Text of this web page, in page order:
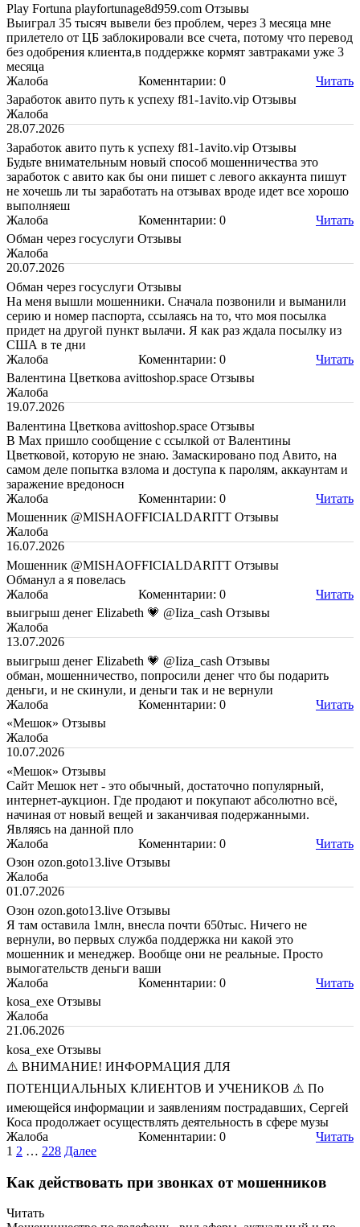
Play Fortuna playfortunage8d959.com Отзывы
Выиграл 35 тысяч вывели без проблем, через 3 месяца мне
прилетело от ЦБ заблокировали все счета, потому что перевод
без одобрения клиента,в поддержке кормят завтраками уже 3
месяца
Жалоба
Коменнтарии: 0
Читать
Заработок авито путь к успеху f81-1avito.vip Отзывы
Жалоба
28.07.2026
Заработок авито путь к успеху f81-1avito.vip Отзывы
Будьте внимательным новый способ мошенничества это
заработок с авито как бы они пишет с левого аккаунта пишут
не хочешь ли ты заработать на отзывах вроде идет все хорошо
выполняеш
Жалоба
Коменнтарии: 0
Читать
Обман через госуслуги Отзывы
Жалоба
20.07.2026
Обман через госуслуги Отзывы
На меня вышли мошенники. Сначала позвонили и выманили
серию и номер паспорта, ссылаясь на то, что моя посылка
придет на другой пункт вылачи. Я как раз ждала посылку из
США в те дни
Жалоба
Коменнтарии: 0
Читать
Валентина Цветкова avittoshop.space Отзывы
Жалоба
19.07.2026
Валентина Цветкова avittoshop.space Отзывы
В Мах пришло сообщение с ссылкой от Валентины
Цветковой, которую не знаю. Замаскировано под Авито, на
самом деле попытка взлома и доступа к паролям, аккаунтам и
заражение вредоносн
Жалоба
Коменнтарии: 0
Читать
Мошенник @MISHAOFFICIALDARITT Отзывы
Жалоба
16.07.2026
Мошенник @MISHAOFFICIALDARITT Отзывы
Обманул а я повелась
Жалоба
Коменнтарии: 0
Читать
выигрыш денег Elizabeth 💗 @Iiza_cash Отзывы
Жалоба
13.07.2026
выигрыш денег Elizabeth 💗 @Iiza_cash Отзывы
обман, мошенничество, попросили денег что бы подарить
деньги, и не скинули, и деньги так и не вернули
Жалоба
Коменнтарии: 0
Читать
«Мешок» Отзывы
Жалоба
10.07.2026
«Мешок» Отзывы
Сайт Мешок нет - это обычный, достаточно популярный,
интернет-аукцион. Где продают и покупают абсолютно всё,
начиная от новый вещей и заканчивая подержанными.
Являясь на данной пло
Жалоба
Коменнтарии: 0
Читать
Озон ozon.goto13.live Отзывы
Жалоба
01.07.2026
Озон ozon.goto13.live Отзывы
Я там оставила 1млн, внесла почти 650тыс. Ничего не
вернули, во первых служба поддержка ни какой это
мошенник и менеджер. Вообще они не реальные. Просто
вымогательств деньги ваши
Жалоба
Коменнтарии: 0
Читать
kosa_exe Отзывы
Жалоба
21.06.2026
kosa_exe Отзывы
⚠️ ВНИМАНИЕ! ИНФОРМАЦИЯ ДЛЯ
ПОТЕНЦИАЛЬНЫХ КЛИЕНТОВ И УЧЕНИКОВ ⚠️ По
имеющейся информации и заявлениям пострадавших, Сергей
Коса продолжает осуществлять деятельность в сфере музы
Жалоба
Коменнтарии: 0 Читать
Пагинация
записей
1 2 … 228 Далее
Как действовать при звонках от мошенников
Читать